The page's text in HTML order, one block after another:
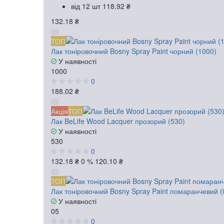
від 12 шт 118.92 ₴
132.18 ₴
ТОП
Лак тоніровочний Bosny Spray Paint чорний (1000)
У наявності
1000
0
188.02 ₴
АкціяТОП
Лак BeLife Wood Lacquer прозорий (530)
У наявності
530
0
132.18 ₴ 0 % 120.10 ₴
ТОП
Лак тоніровочний Bosny Spray Paint помаранчевий
У наявності
05
0